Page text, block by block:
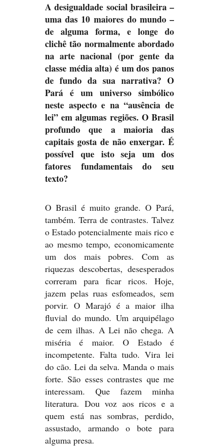
A desigualdade social brasileira –
uma das 10 maiores do mundo –
de alguma forma, e longe do
clichê tão normalmente abordado
na arte nacional (por gente da
classe média alta) é um dos panos
de fundo da sua narrativa? O
Pará é um universo simbólico
neste aspecto e na “ausência de
lei” em algumas regiões. O Brasil
profundo que a maioria das
capitais gosta de não enxergar. É
possível que isto seja um dos
fatores fundamentais do seu
texto?
O Brasil é muito grande. O Pará,
também. Terra de contrastes. Talvez
o Estado potencialmente mais rico e
ao mesmo tempo, economicamente
um dos mais pobres. Com as
riquezas descobertas, desesperados
correram para ficar ricos. Hoje,
jazem pelas ruas esfomeados, sem
porvir. O Marajó é a maior ilha
fluvial do mundo. Um arquipélago
de cem ilhas. A Lei não chega. A
miséria é maior. O Estado é
incompetente. Falta tudo. Vira lei
do cão. Lei da selva. Manda o mais
forte. São esses contrastes que me
interessam. Que fazem minha
literatura. Dou voz aos ricos e a
quem está nas sombras, perdido,
assustado, armando o bote para
alguma presa.